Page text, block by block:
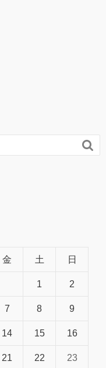

金 土 日
1 2
7 8 9
14 15 16
21 22 23